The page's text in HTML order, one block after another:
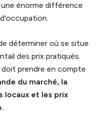
énorme différence
déterminer où se situe
des prix pratiqués.
prendre en compte
du marché, la
locaux et les prix